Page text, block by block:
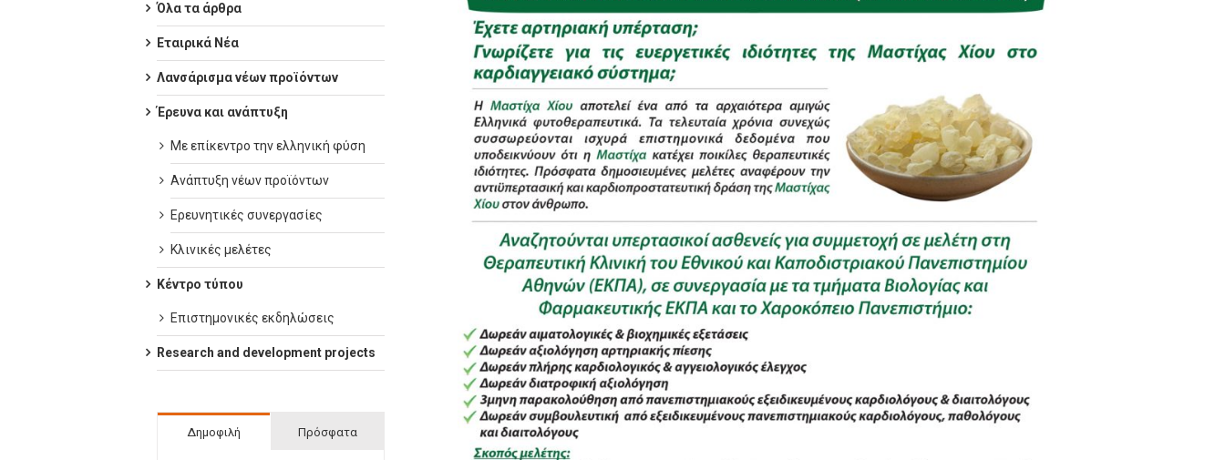
Όλα τα άρθρα
Εταιρικά Νέα
Λανσάρισμα νέων προϊόντων
Έρευνα και ανάπτυξη
Με επίκεντρο την ελληνική φύση
Ανάπτυξη νέων προϊόντων
Ερευνητικές συνεργασίες
Κλινικές μελέτες
Κέντρο τύπου
Επιστημονικές εκδηλώσεις
Research and development projects
Δημοφιλή Πρόσφατα